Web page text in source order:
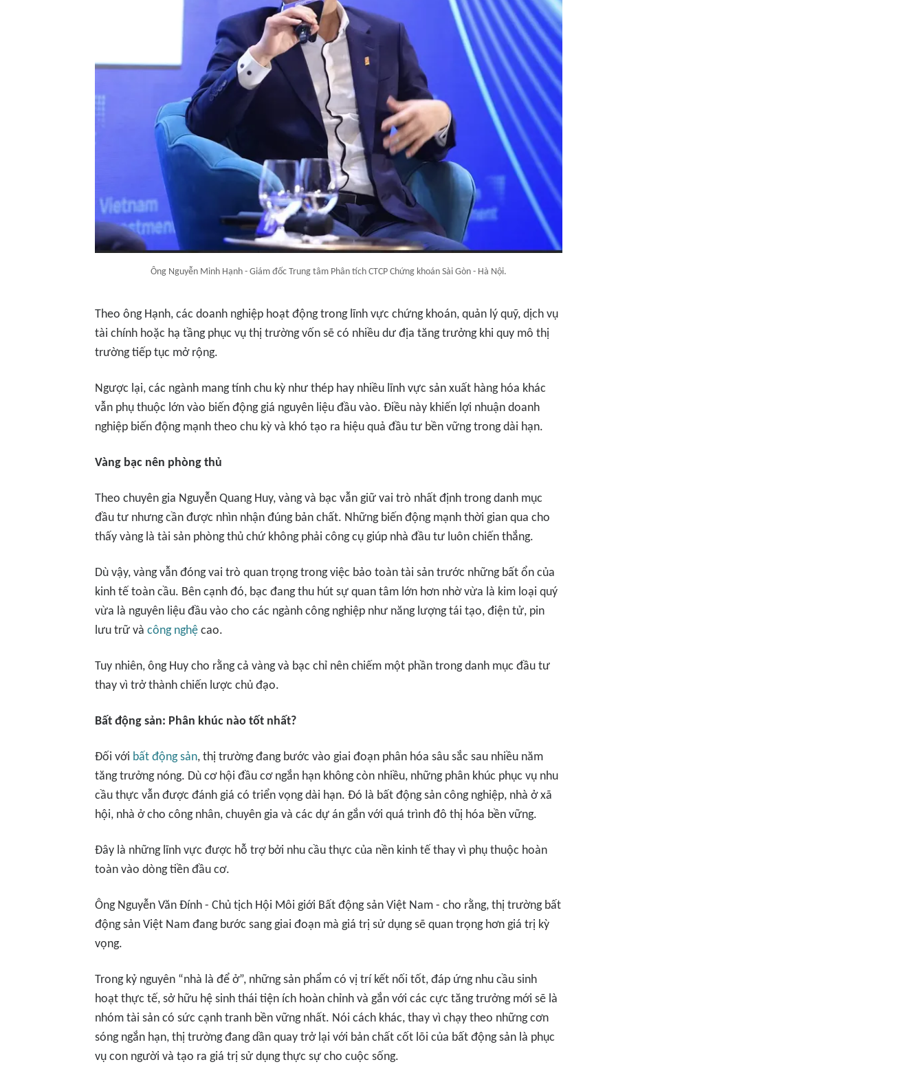
Ông Nguyễn Minh Hạnh - Giám đốc Trung tâm Phân tích CTCP Chứng khoán Sài Gòn - Hà Nội.
Theo ông Hạnh, các doanh nghiệp hoạt động trong lĩnh vực chứng khoán, quản lý quỹ, dịch vụ
tài chính hoặc hạ tầng phục vụ thị trường vốn sẽ có nhiều dư địa tăng trưởng khi quy mô thị
trường tiếp tục mở rộng.
Ngược lại, các ngành mang tính chu kỳ như thép hay nhiều lĩnh vực sản xuất hàng hóa khác
vẫn phụ thuộc lớn vào biến động giá nguyên liệu đầu vào. Điều này khiến lợi nhuận doanh
nghiệp biến động mạnh theo chu kỳ và khó tạo ra hiệu quả đầu tư bền vững trong dài hạn.
Vàng bạc nên phòng thủ
Theo chuyên gia Nguyễn Quang Huy, vàng và bạc vẫn giữ vai trò nhất định trong danh mục
đầu tư nhưng cần được nhìn nhận đúng bản chất. Những biến động mạnh thời gian qua cho
thấy vàng là tài sản phòng thủ chứ không phải công cụ giúp nhà đầu tư luôn chiến thắng.
Dù vậy, vàng vẫn đóng vai trò quan trọng trong việc bảo toàn tài sản trước những bất ổn của
kinh tế toàn cầu. Bên cạnh đó, bạc đang thu hút sự quan tâm lớn hơn nhờ vừa là kim loại quý
vừa là nguyên liệu đầu vào cho các ngành công nghiệp như năng lượng tái tạo, điện tử, pin
lưu trữ và công nghệ cao.
Tuy nhiên, ông Huy cho rằng cả vàng và bạc chỉ nên chiếm một phần trong danh mục đầu tư
thay vì trở thành chiến lược chủ đạo.
Bất động sản: Phân khúc nào tốt nhất?
Đối với bất động sản, thị trường đang bước vào giai đoạn phân hóa sâu sắc sau nhiều năm
tăng trưởng nóng. Dù cơ hội đầu cơ ngắn hạn không còn nhiều, những phân khúc phục vụ nhu
cầu thực vẫn được đánh giá có triển vọng dài hạn. Đó là bất động sản công nghiệp, nhà ở xã
hội, nhà ở cho công nhân, chuyên gia và các dự án gắn với quá trình đô thị hóa bền vững.
Đây là những lĩnh vực được hỗ trợ bởi nhu cầu thực của nền kinh tế thay vì phụ thuộc hoàn
toàn vào dòng tiền đầu cơ.
Ông Nguyễn Văn Đính - Chủ tịch Hội Môi giới Bất động sản Việt Nam - cho rằng, thị trường bất
động sản Việt Nam đang bước sang giai đoạn mà giá trị sử dụng sẽ quan trọng hơn giá trị kỳ
vọng.
Trong kỷ nguyên “nhà là để ở”, những sản phẩm có vị trí kết nối tốt, đáp ứng nhu cầu sinh
hoạt thực tế, sở hữu hệ sinh thái tiện ích hoàn chỉnh và gắn với các cực tăng trưởng mới sẽ là
nhóm tài sản có sức cạnh tranh bền vững nhất. Nói cách khác, thay vì chạy theo những cơn
sóng ngắn hạn, thị trường đang dần quay trở lại với bản chất cốt lõi của bất động sản là phục
vụ con người và tạo ra giá trị sử dụng thực sự cho cuộc sống.